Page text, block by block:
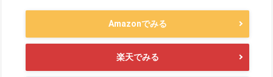
Amazonでみる
楽天でみる